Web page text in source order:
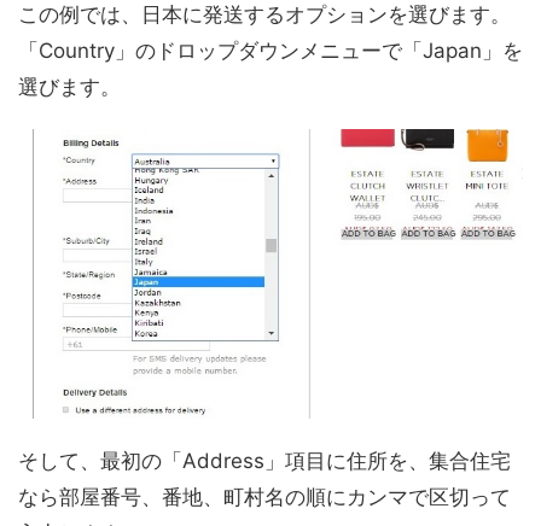
この例では、日本に発送するオプションを選びます。
「Country」のドロップダウンメニューで「Japan」を
選びます。
そして、最初の「Address」項目に住所を、集合住宅
なら部屋番号、番地、町村名の順にカンマで区切って